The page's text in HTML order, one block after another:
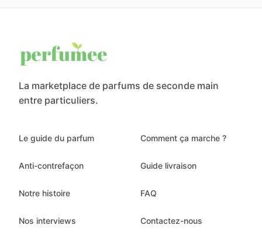
La marketplace de parfums de seconde main
entre particuliers.
Le guide du parfum
Anti-contrefaçon
Notre histoire
Nos interviews
Comment ça marche ?
Guide livraison
FAQ
Contactez-nous